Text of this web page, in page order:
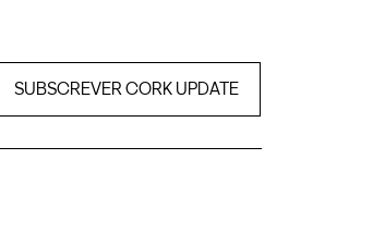
SUBSCREVER CORK UPDATE